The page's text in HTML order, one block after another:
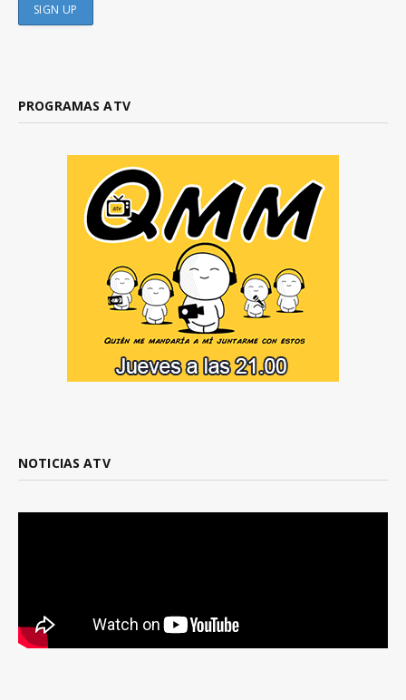
PROGRAMAS ATV
NOTICIAS ATV